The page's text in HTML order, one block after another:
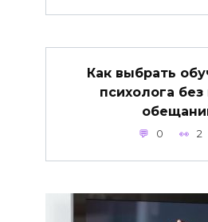
Как выбрать
психолога без
0 2